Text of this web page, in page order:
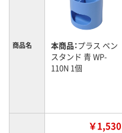
商品名 本商品：プラス ペン
スタンド 青 WP-
110N 1個
￥1,530